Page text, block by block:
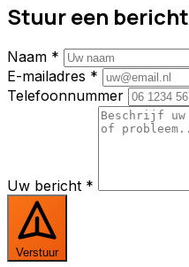
Stuur een bericht
Naam *
E-mailadres *
Telefoonnummer
Uw bericht *
Verstuur